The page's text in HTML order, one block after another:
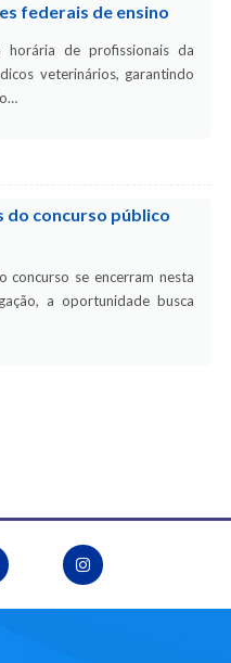
federais de ensino
horária de profissionais da
veterinários, garantindo
do concurso público
concurso se encerram nesta
a oportunidade busca